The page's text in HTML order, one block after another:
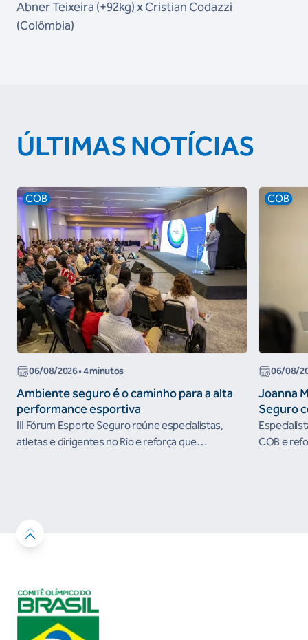
Abner Teixeira (+92kg) x Cristian Codazzi
(Colômbia)
ÚLTIMAS NOTÍCIAS
COB
06/08/2026• 4 minutos
Ambiente seguro é o caminho para a alta
performance esportiva
III Fórum Esporte Seguro reúne especialistas,
atletas e dirigentes no Rio e reforça que
COB
06/08/
Joanna
Seguro
COB e